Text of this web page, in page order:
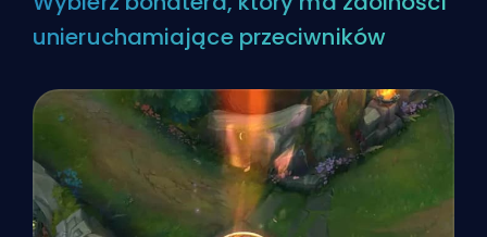
unieruchamiające przeciwników